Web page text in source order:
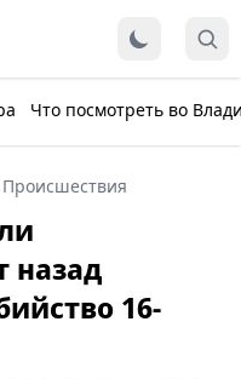
Что посмотреть во
Происшествия
назад
16-